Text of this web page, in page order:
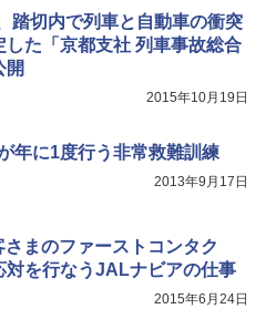
踏切内で列車と自動車の衝突
した「京都支社 列車事故総合
開
2015年10月19日
年に1度行う非常救難訓練
2013年9月17日
まのファーストコンタク
対を行なうJALナビアの仕事
2015年6月24日